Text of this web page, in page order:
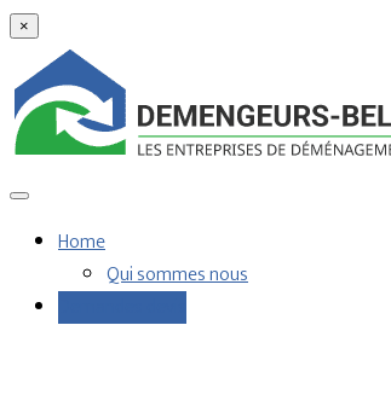
×
Home
Qui sommes nous